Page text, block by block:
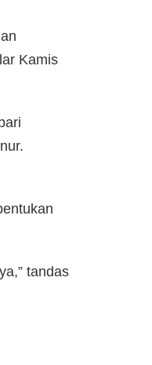
Kamis
tandas